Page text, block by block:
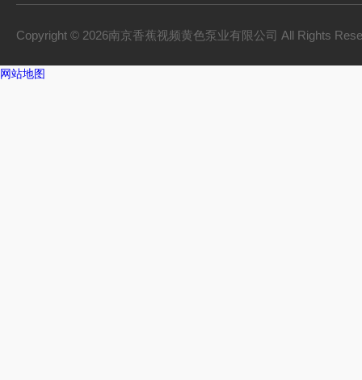
Copyright © 2026南京香蕉视频黄色泵业有限公司 All Rights
网站地图